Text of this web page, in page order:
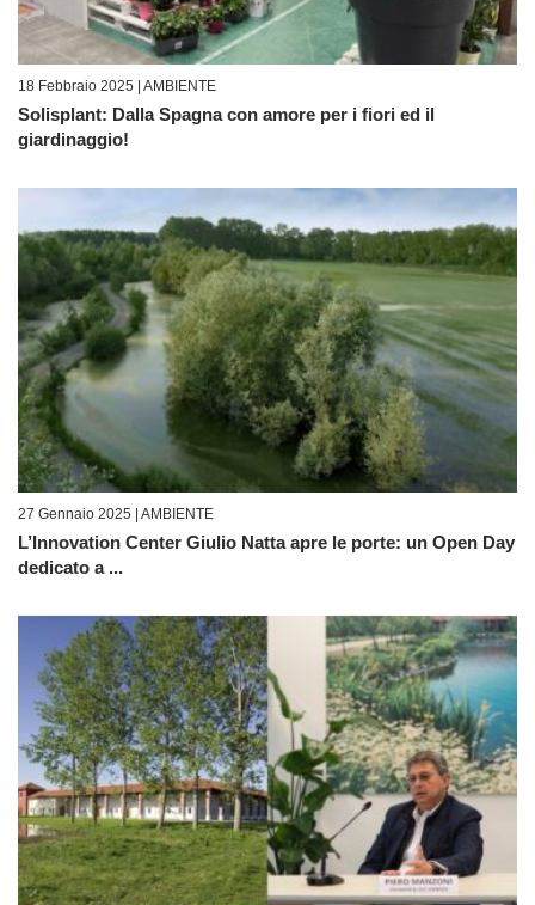
18 Febbraio 2025 | AMBIENTE
Solisplant: Dalla Spagna con amore per i fiori ed il
giardinaggio!
27 Gennaio 2025 | AMBIENTE
L’Innovation Center Giulio Natta apre le porte: un Open Day
dedicato a ...